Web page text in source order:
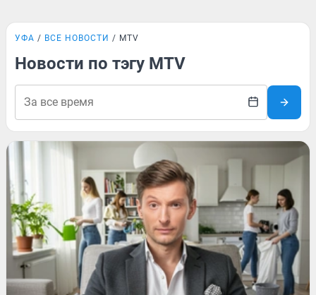
УФА ВСЕ НОВОСТИ MTV
Новости по тэгу MTV